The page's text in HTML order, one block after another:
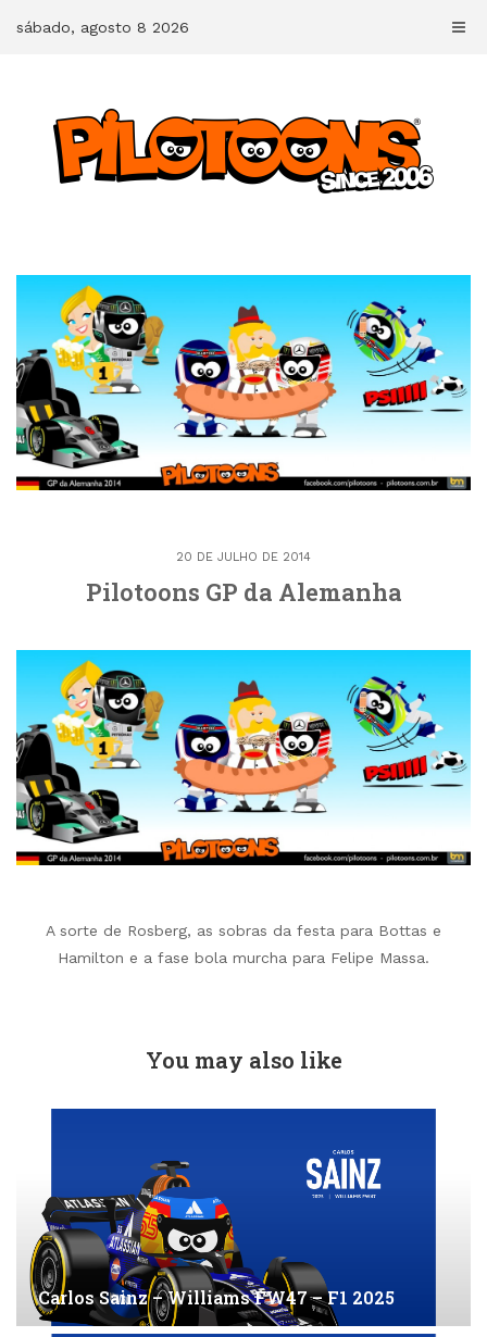
sábado, agosto 8 2026
20 DE JULHO DE 2014
Pilotoons GP da Alemanha
A sorte de Rosberg, as sobras da festa para Bottas e
Hamilton e a fase bola murcha para Felipe Massa.
You may also like
Carlos Sainz – Williams FW47 – F1 2025